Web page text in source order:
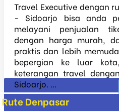
Travel Executive dengan
- Sidoarjo bisa anda
melayani penjualan
dengan harga murah,
praktis dan lebih
bepergian ke luar
keterangan travel
Sidoarjo. ...
Rute Denpasar